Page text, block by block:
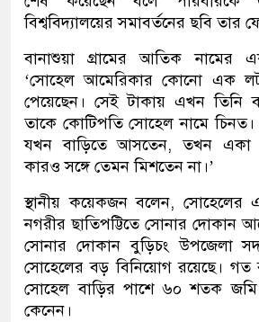
বিশ্ববিদ্যালয়ের সমাবর্তনের ছবি তার
বানাশুয়া গ্রামের আতিক নামের
‘সোহেল আমেরিকার কোনো এক
পেয়েছেন। সেই টাকায় এখন তিনি
তাকে কোটিপতি সোহেল নামে
যখন বাড়িতে আসতেন, তখন একা
কারও সঙ্গে তেমন মিশতেন না।’
স্থানীয় কয়েকজন বলেন, সোহেলের
নগরীর ছাতিপট্টিতে সোনার দোকান
সোনার দোকান বুড়িচং উপজেলা
সোহেলের বড় বিনিয়োগ রয়েছে।
সোহেল বাড়ির পাশে ৬০ শতক জমি
কেনেন।